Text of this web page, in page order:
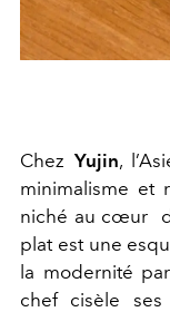
Chez Yujin,
minimalisme et
niché au cœur
plat est une
la modernité
chef cisèle ses